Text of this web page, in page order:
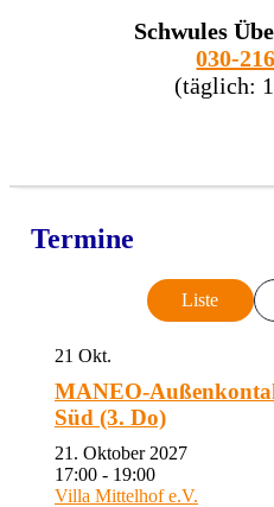
Schwules
030-
(täglich:
Termine
Liste
21 Okt.
MANEO-
Süd (3. Do)
21. Oktober 2027
17:00 - 19:00
Villa Mittelhof e.V.